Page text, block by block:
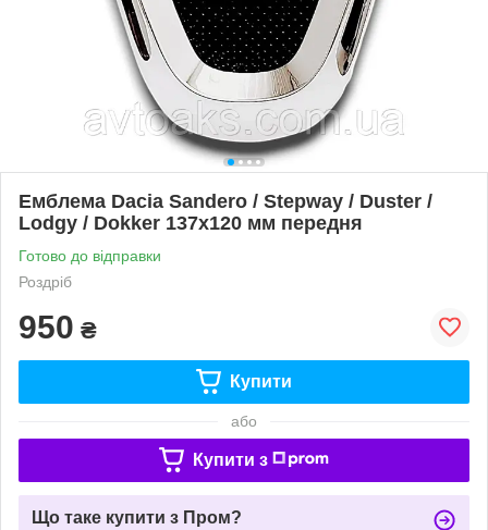
Емблема Dacia Sandero / Stepway / Duster /
Lodgy / Dokker 137х120 мм передня
Готово до відправки
Роздріб
950 ₴
Купити
або
Купити з
Що таке купити з Пром?